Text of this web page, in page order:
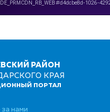
РАЙОН
КРАЯ
ПОРТАЛ
нами